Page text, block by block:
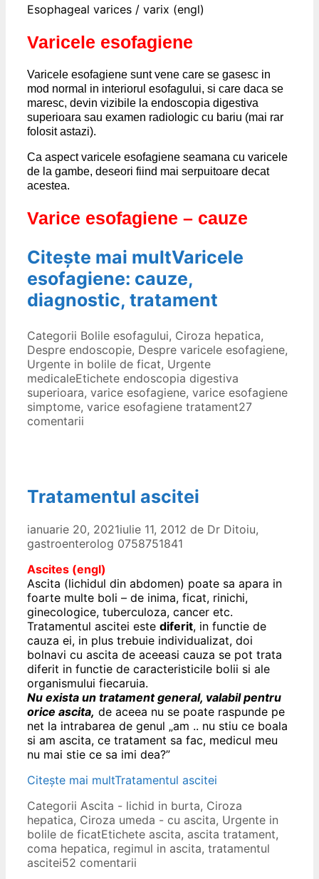
Esophageal varices / varix (engl)
Varicele esofagiene
Varicele esofagiene sunt vene care se gasesc in
mod normal in interiorul esofagului, si care daca se
maresc, devin vizibile la endoscopia digestiva
superioara sau examen radiologic cu bariu (mai rar
folosit astazi).
Ca aspect varicele esofagiene seamana cu varicele
de la gambe, deseori fiind mai serpuitoare decat
acestea.
Varice esofagiene – cauze
Citește mai multVaricele
esofagiene: cauze,
diagnostic, tratament
Categorii Bolile esofagului, Ciroza hepatica,
Despre endoscopie, Despre varicele esofagiene,
Urgente in bolile de ficat, Urgente
medicaleEtichete endoscopia digestiva
superioara, varice esofagiene, varice esofagiene
simptome, varice esofagiene tratament27
comentarii
Tratamentul ascitei
ianuarie 20, 2021iulie 11, 2012 de Dr Ditoiu,
gastroenterolog 0758751841
Ascites (engl)
Ascita (lichidul din abdomen) poate sa apara in
foarte multe boli – de inima, ficat, rinichi,
ginecologice, tuberculoza, cancer etc.
Tratamentul ascitei este diferit, in functie de
cauza ei, in plus trebuie individualizat, doi
bolnavi cu ascita de aceeasi cauza se pot trata
diferit in functie de caracteristicile bolii si ale
organismului fiecaruia.
Nu exista un tratament general, valabil pentru
orice ascita, de aceea nu se poate raspunde pe
net la intrabarea de genul „am .. nu stiu ce boala
si am ascita, ce tratament sa fac, medicul meu
nu mai stie ce sa imi dea?”
Citește mai multTratamentul ascitei
Categorii Ascita - lichid in burta, Ciroza
hepatica, Ciroza umeda - cu ascita, Urgente in
bolile de ficatEtichete ascita, ascita tratament,
coma hepatica, regimul in ascita, tratamentul
ascitei52 comentarii